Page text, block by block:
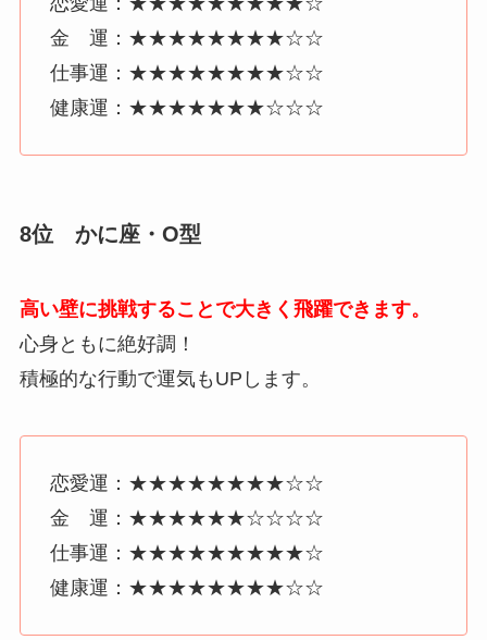
金 運：★★★★★★★★☆☆
仕事運：★★★★★★★★☆☆
健康運：★★★★★★★☆☆☆
8位 かに座・O型
高い壁に挑戦することで大きく飛躍できます。
心身ともに絶好調！
積極的な行動で運気もUPします。
恋愛運：★★★★★★★★☆☆
金 運：★★★★★★☆☆☆☆
仕事運：★★★★★★★★★☆
健康運：★★★★★★★★☆☆